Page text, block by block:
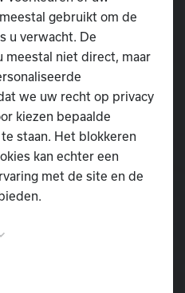
gebruikt om de
u verwacht. De
niet direct, maar
we uw recht op privacy
kiezen bepaalde
staan. Het blokkeren
kan echter een
met de site en de